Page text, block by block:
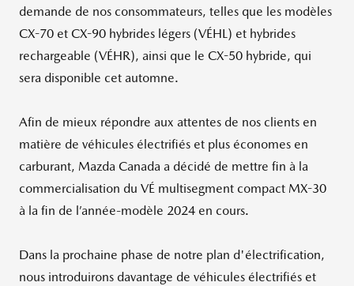
demande de nos consommateurs, telles que les modèles
CX-70 et CX-90 hybrides légers (VÉHL) et hybrides
rechargeable (VÉHR), ainsi que le CX-50 hybride, qui
sera disponible cet automne.
Afin de mieux répondre aux attentes de nos clients en
matière de véhicules électrifiés et plus économes en
carburant, Mazda Canada a décidé de mettre fin à la
commercialisation du VÉ multisegment compact MX-30
à la fin de l’année-modèle 2024 en cours.
Dans la prochaine phase de notre plan d'électrification,
nous introduirons davantage de véhicules électrifiés et